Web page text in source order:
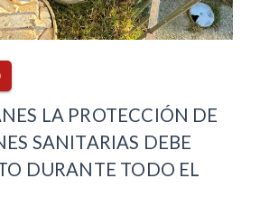
LA PROTECCIÓN DE
SANITARIAS DEBE
DURANTE TODO EL